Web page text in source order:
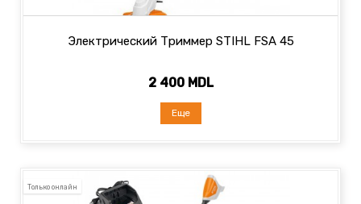
Электрический Триммер STIHL FSA 45
2 400 MDL
Еще
Только онлайн